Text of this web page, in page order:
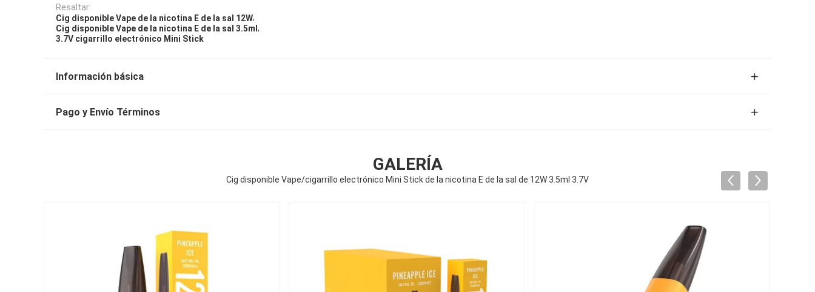
Resaltar:
Cig disponible Vape de la nicotina E de la sal 12W,
Cig disponible Vape de la nicotina E de la sal 3.5ml ,
3.7V cigarrillo electrónico Mini Stick
Información básica
Pago y Envío Términos
GALERÍA
Cig disponible Vape/cigarrillo electrónico Mini Stick de la nicotina E de la sal de 12W 3.5ml 3.7V